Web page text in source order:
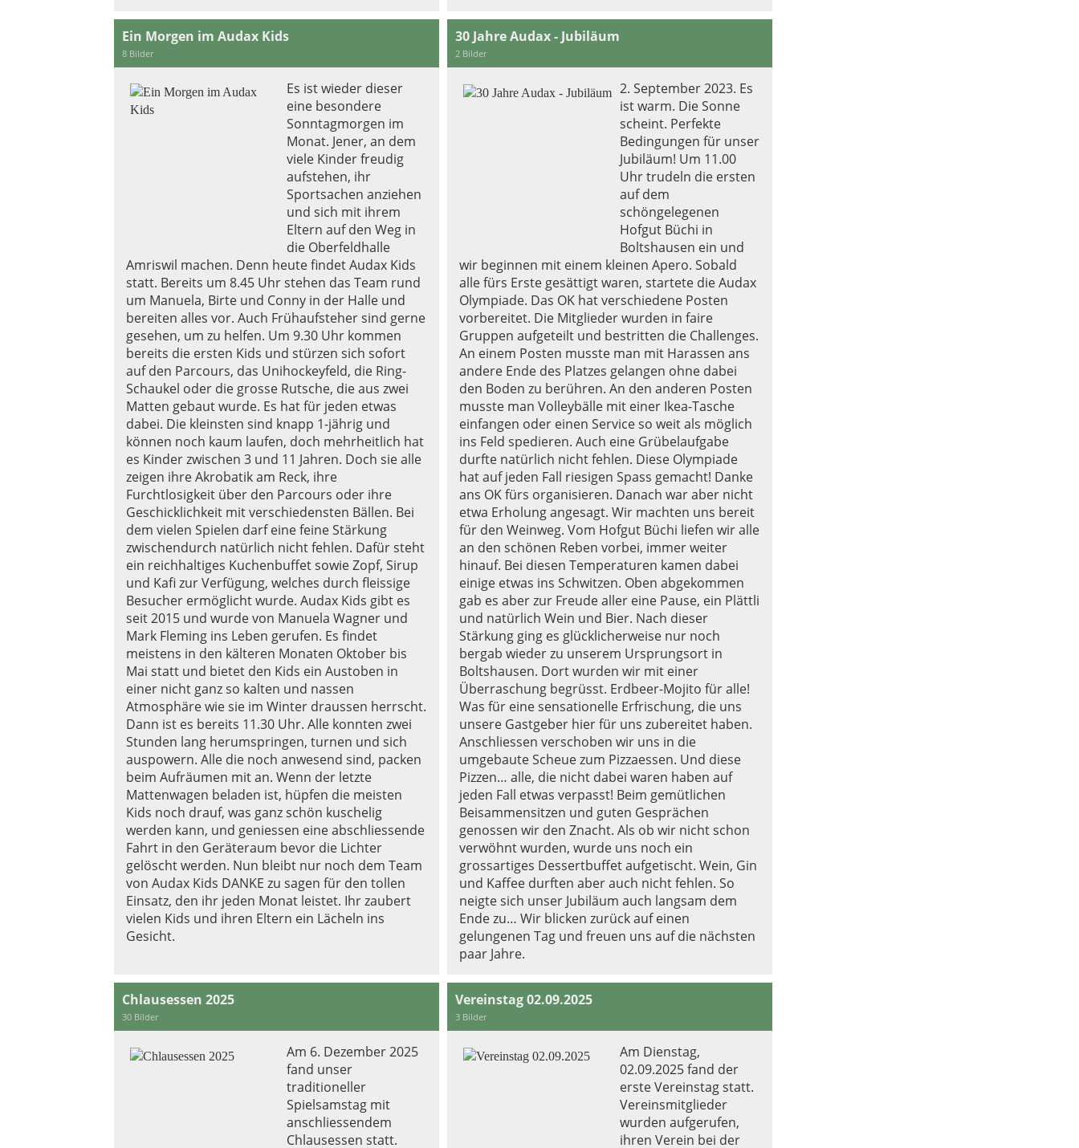
Ein Morgen im Audax Kids
8 Bilder
Es ist wieder dieser
eine besondere
Sonntagmorgen im
Monat. Jener, an dem
viele Kinder freudig
aufstehen, ihr
Sportsachen anziehen
und sich mit ihrem
Eltern auf den Weg in
die Oberfeldhalle
Amriswil machen. Denn heute findet Audax Kids
statt. Bereits um 8.45 Uhr stehen das Team rund
um Manuela, Birte und Conny in der Halle und
bereiten alles vor. Auch Frühaufsteher sind gerne
gesehen, um zu helfen. Um 9.30 Uhr kommen
bereits die ersten Kids und stürzen sich sofort
auf den Parcours, das Unihockeyfeld, die Ring-
Schaukel oder die grosse Rutsche, die aus zwei
Matten gebaut wurde. Es hat für jeden etwas
dabei. Die kleinsten sind knapp 1-jährig und
können noch kaum laufen, doch mehrheitlich hat
es Kinder zwischen 3 und 11 Jahren. Doch sie alle
zeigen ihre Akrobatik am Reck, ihre
Furchtlosigkeit über den Parcours oder ihre
Geschicklichkeit mit verschiedensten Bällen. Bei
dem vielen Spielen darf eine feine Stärkung
zwischendurch natürlich nicht fehlen. Dafür steht
ein reichhaltiges Kuchenbuffet sowie Zopf, Sirup
und Kafi zur Verfügung, welches durch fleissige
Besucher ermöglicht wurde. Audax Kids gibt es
seit 2015 und wurde von Manuela Wagner und
Mark Fleming ins Leben gerufen. Es findet
meistens in den kälteren Monaten Oktober bis
Mai statt und bietet den Kids ein Austoben in
einer nicht ganz so kalten und nassen
Atmosphäre wie sie im Winter draussen herrscht.
Dann ist es bereits 11.30 Uhr. Alle konnten zwei
Stunden lang herumspringen, turnen und sich
auspowern. Alle die noch anwesend sind, packen
beim Aufräumen mit an. Wenn der letzte
Mattenwagen beladen ist, hüpfen die meisten
Kids noch drauf, was ganz schön kuschelig
werden kann, und geniessen eine abschliessende
Fahrt in den Geräteraum bevor die Lichter
gelöscht werden. Nun bleibt nur noch dem Team
von Audax Kids DANKE zu sagen für den tollen
Einsatz, den ihr jeden Monat leistet. Ihr zaubert
vielen Kids und ihren Eltern ein Lächeln ins
Gesicht.
30 Jahre Audax - Jubiläum
2 Bilder
2. September 2023. Es
ist warm. Die Sonne
scheint. Perfekte
Bedingungen für unser
Jubiläum! Um 11.00
Uhr trudeln die ersten
auf dem
schöngelegenen
Hofgut Büchi in
Boltshausen ein und
wir beginnen mit einem kleinen Apero. Sobald
alle fürs Erste gesättigt waren, startete die Audax
Olympiade. Das OK hat verschiedene Posten
vorbereitet. Die Mitglieder wurden in faire
Gruppen aufgeteilt und bestritten die Challenges.
An einem Posten musste man mit Harassen ans
andere Ende des Platzes gelangen ohne dabei
den Boden zu berühren. An den anderen Posten
musste man Volleybälle mit einer Ikea-Tasche
einfangen oder einen Service so weit als möglich
ins Feld spedieren. Auch eine Grübelaufgabe
durfte natürlich nicht fehlen. Diese Olympiade
hat auf jeden Fall riesigen Spass gemacht! Danke
ans OK fürs organisieren. Danach war aber nicht
etwa Erholung angesagt. Wir machten uns bereit
für den Weinweg. Vom Hofgut Büchi liefen wir alle
an den schönen Reben vorbei, immer weiter
hinauf. Bei diesen Temperaturen kamen dabei
einige etwas ins Schwitzen. Oben abgekommen
gab es aber zur Freude aller eine Pause, ein Plättli
und natürlich Wein und Bier. Nach dieser
Stärkung ging es glücklicherweise nur noch
bergab wieder zu unserem Ursprungsort in
Boltshausen. Dort wurden wir mit einer
Überraschung begrüsst. Erdbeer-Mojito für alle!
Was für eine sensationelle Erfrischung, die uns
unsere Gastgeber hier für uns zubereitet haben.
Anschliessen verschoben wir uns in die
umgebaute Scheue zum Pizzaessen. Und diese
Pizzen… alle, die nicht dabei waren haben auf
jeden Fall etwas verpasst! Beim gemütlichen
Beisammensitzen und guten Gesprächen
genossen wir den Znacht. Als ob wir nicht schon
verwöhnt wurden, wurde uns noch ein
grossartiges Dessertbuffet aufgetischt. Wein, Gin
und Kaffee durften aber auch nicht fehlen. So
neigte sich unser Jubiläum auch langsam dem
Ende zu… Wir blicken zurück auf einen
gelungenen Tag und freuen uns auf die nächsten
paar Jahre.
Chlausessen 2025
30 Bilder
Am 6. Dezember 2025
fand unser
traditioneller
Spielsamstag mit
anschliessendem
Chlausessen statt.
Vereinstag 02.09.2025
3 Bilder
Am Dienstag,
02.09.2025 fand der
erste Vereinstag statt.
Vereinsmitglieder
wurden aufgerufen,
ihren Verein bei der